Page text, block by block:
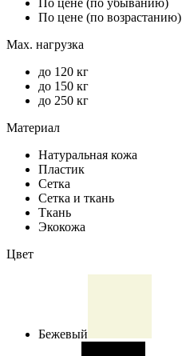
По цене (по убыванию)
По цене (по возрастанию)
Max. нагрузка
до 120 кг
до 150 кг
до 250 кг
Материал
Натуральная кожа
Пластик
Сетка
Сетка и ткань
Ткань
Экокожа
Цвет
Бежевый